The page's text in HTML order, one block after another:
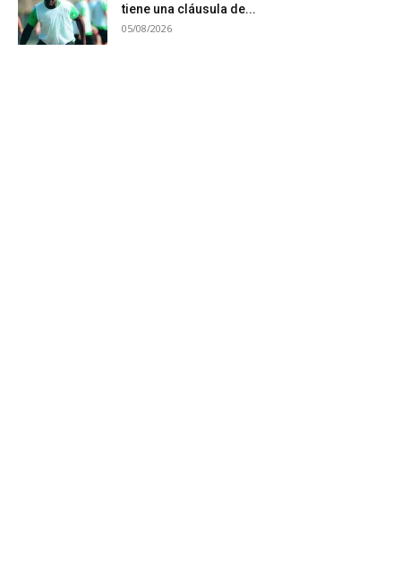
tiene una cláusula de...
05/08/2026